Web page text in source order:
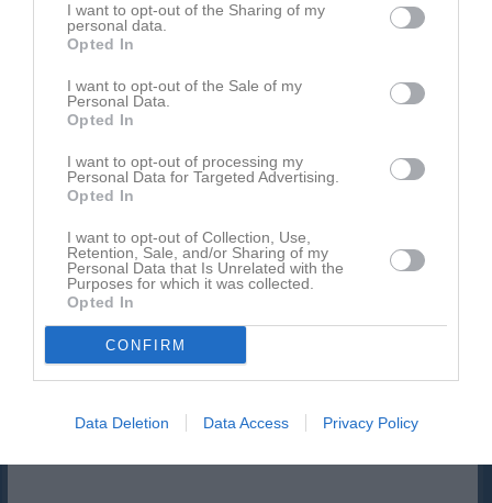
I want to opt-out of the Sharing of my
personal data.
Opted In
I want to opt-out of the Sale of my
Personal Data.
Opted In
I want to opt-out of processing my
Personal Data for Targeted Advertising.
Opted In
I want to opt-out of Collection, Use,
Retention, Sale, and/or Sharing of my
Personal Data that Is Unrelated with the
Purposes for which it was collected.
Opted In
CONFIRM
Data Deletion Data Access Privacy Policy
Inget album finns skapat
Logga in som administratör och skapa ert första album
På gång Kalender
Inga kommande aktiviteter
Facebook